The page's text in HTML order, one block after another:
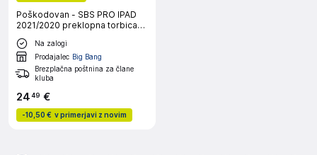
Poškodovan - SBS PRO IPAD
2021/2020 preklopna torbica
črna
Na zalogi
Prodajalec Big Bang
Brezplačna poštnina za člane
kluba
2449 €
-10,50 € v primerjavi z novim